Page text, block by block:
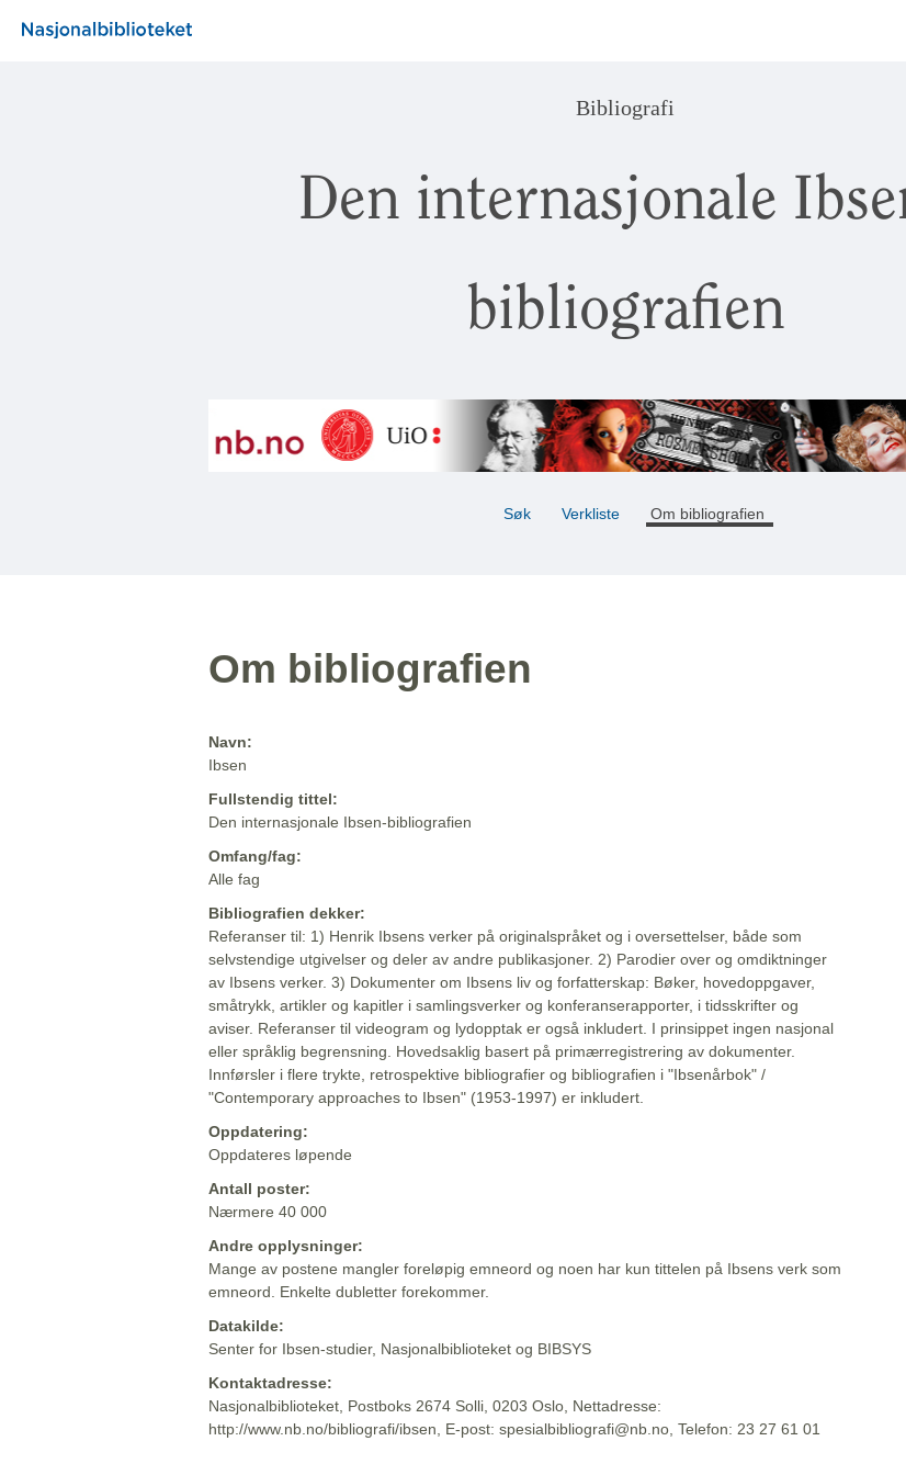
Bibliografi
Den internasjonale
bibliografien
Søk Verkliste Om bibliografien
Om bibliografien
Navn:
Ibsen
Fullstendig tittel:
Den internasjonale Ibsen-bibliografien
Omfang/fag:
Alle fag
Bibliografien dekker:
Referanser til: 1) Henrik Ibsens verker på originalspråket og i oversettelser, både som
selvstendige utgivelser og deler av andre publikasjoner. 2) Parodier over og omdiktninger
av Ibsens verker. 3) Dokumenter om Ibsens liv og forfatterskap: Bøker, hovedoppgaver,
småtrykk, artikler og kapitler i samlingsverker og konferanserapporter, i tidsskrifter og
aviser. Referanser til videogram og lydopptak er også inkludert. I prinsippet ingen nasjonal
eller språklig begrensning. Hovedsaklig basert på primærregistrering av dokumenter.
Innførsler i flere trykte, retrospektive bibliografier og bibliografien i "Ibsenårbok" /
"Contemporary approaches to Ibsen" (1953-1997) er inkludert.
Oppdatering:
Oppdateres løpende
Antall poster:
Nærmere 40 000
Andre opplysninger:
Mange av postene mangler foreløpig emneord og noen har kun tittelen på Ibsens verk som
emneord. Enkelte dubletter forekommer.
Datakilde:
Senter for Ibsen-studier, Nasjonalbiblioteket og BIBSYS
Kontaktadresse:
Nasjonalbiblioteket, Postboks 2674 Solli, 0203 Oslo, Nettadresse:
http://www.nb.no/bibliografi/ibsen, E-post: spesialbibliografi@nb.no, Telefon: 23 27 61 01